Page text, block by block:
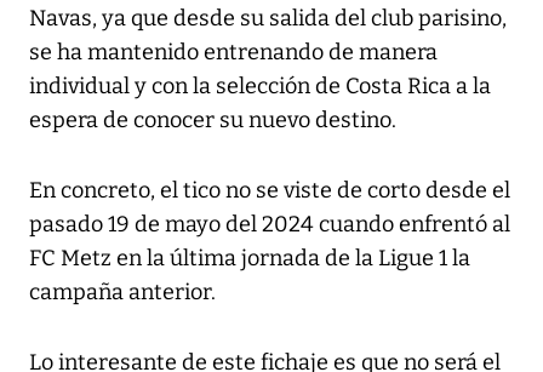
Navas, ya que desde su salida del club parisino,
se ha mantenido entrenando de manera
individual y con la selección de Costa Rica a la
espera de conocer su nuevo destino.
En concreto, el tico no se viste de corto desde el
pasado 19 de mayo del 2024 cuando enfrentó al
FC Metz en la última jornada de la Ligue 1 la
campaña anterior.
Lo interesante de este fichaje es que no será el